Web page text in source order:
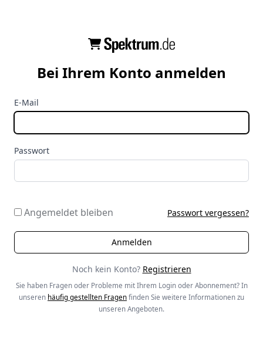
Bei Ihrem Konto anmelden
E-Mail
Passwort
Angemeldet bleiben Passwort vergessen?
Noch kein Konto? Registrieren
Sie haben Fragen oder Probleme mit Ihrem Login oder Abonnement? In
unseren häufig gestellten Fragen finden Sie weitere Informationen zu
unseren Angeboten.